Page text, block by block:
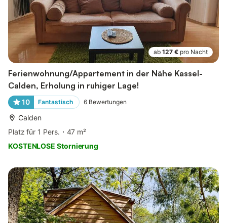
ab 127 € pro Nacht
Ferienwohnung/Appartement in der Nähe Kassel-
Calden, Erholung in ruhiger Lage!
10 Fantastisch 6 Bewertungen
Calden
Platz für 1 Pers.
47 m²
KOSTENLOSE Stornierung